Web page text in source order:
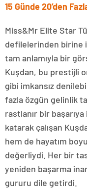
15 Günde 20’den
Miss&Mr Elite Star
defilelerinden birine
tam anlamıyla bir
Kuşdan, bu prestijli
gibi imkansız
fazla özgün gelinlik
rastlanır bir
katarak çalışan
hem de hayatım
değerliydi. Her bir
yeniden başarma
gururu dile getirdi.